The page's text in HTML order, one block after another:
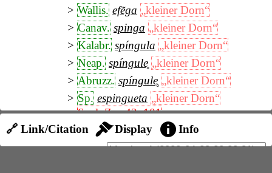
Wallis. efẽga „kleiner Dorn“
Canav. spinga „kleiner Dorn“
Kalabr. spíngula „kleiner Dorn“
Neap. spíngule̥ „kleiner Dorn“
Abruzz. spíngule̥ „kleiner Dorn“
Sp. espingueta „kleiner Dorn“
Segl, Zs., 42, 101
Wavre (wallon.) süpẽñ
„kleiner Dorn“
Südfrz. espinla,espila „kleiner Dorn“
🔗 Link/Citation Display Info